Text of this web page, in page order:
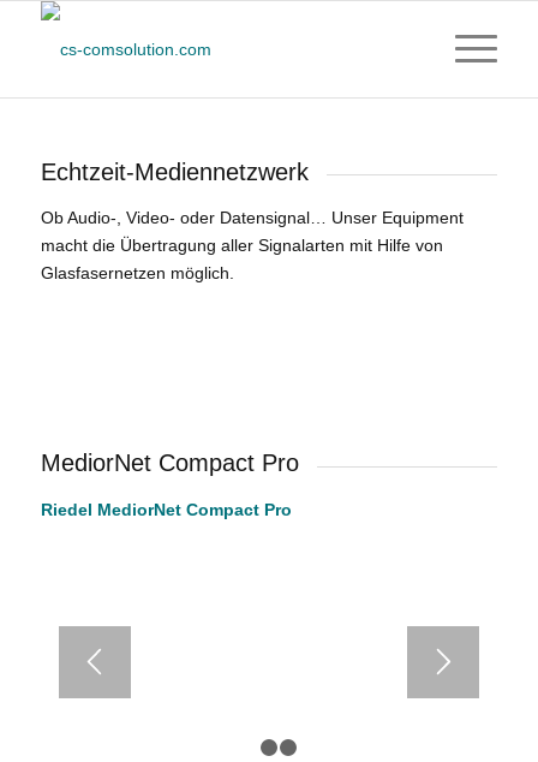
Echtzeit-Mediennetzwerk
Ob Audio-, Video- oder Datensignal… Unser Equipment
macht die Übertragung aller Signalarten mit Hilfe von
Glasfasernetzen möglich.
MediorNet Compact Pro
Riedel MediorNet Compact Pro